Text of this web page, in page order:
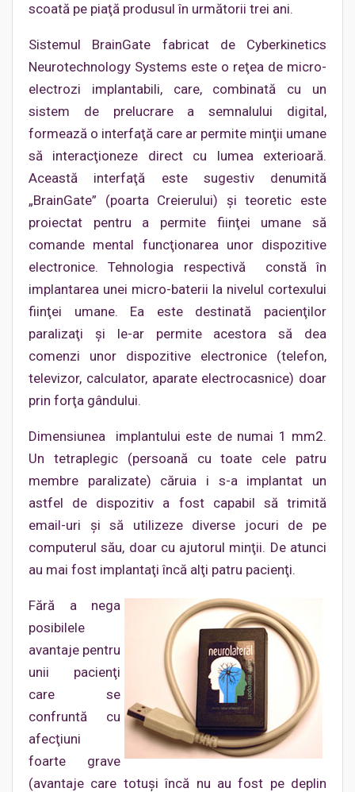
scoată pe piaţă produsul în următorii trei ani.
Sistemul BrainGate fabricat de Cyberkinetics
Neurotechnology Systems este o reţea de micro-
electrozi implantabili, care, combinată cu un
sistem de prelucrare a semnalului digital,
formează o interfaţă care ar permite minţii umane
să interacţioneze direct cu lumea exterioară.
Această interfaţă este sugestiv denumită
„BrainGate” (poarta Creierului) şi teoretic este
proiectat pentru a permite fiinţei umane să
comande mental funcţionarea unor dispozitive
electronice. Tehnologia respectivă constă în
implantarea unei micro-baterii la nivelul cortexului
fiinţei umane. Ea este destinată pacienţilor
paralizaţi şi le-ar permite acestora să dea
comenzi unor dispozitive electronice (telefon,
televizor, calculator, aparate electrocasnice) doar
prin forţa gândului.
Dimensiunea implantului este de numai 1 mm2.
Un tetraplegic (persoană cu toate cele patru
membre paralizate) căruia i s-a implantat un
astfel de dispozitiv a fost capabil să trimită
email-uri şi să utilizeze diverse jocuri de pe
computerul său, doar cu ajutorul minţii. De atunci
au mai fost implantaţi încă alţi patru pacienţi.
Fără a nega
posibilele
avantaje pentru
unii pacienţi
care se
confruntă cu
afecţiuni
foarte grave
(avantaje care totuşi încă nu au fost pe deplin